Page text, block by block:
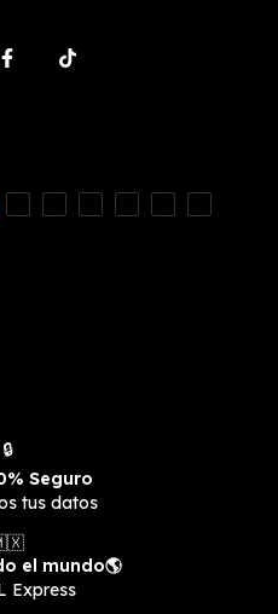
🔒
Seguro
tus datos
el mundo🌎
Express